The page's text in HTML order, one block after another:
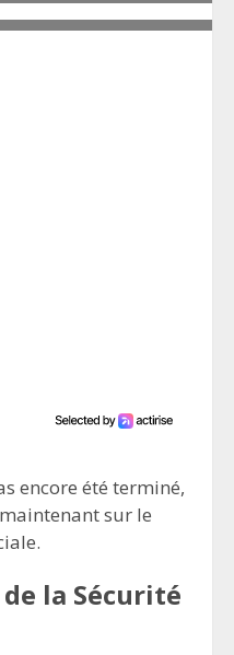
encore été terminé,
sur le
la Sécurité